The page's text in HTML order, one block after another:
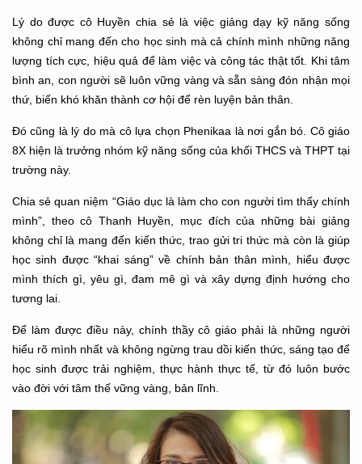
Lý do được cô Huyền chia sẻ là việc giảng dạy kỹ năng sống
không chỉ mang đến cho học sinh mà cả chính mình những năng
lượng tích cực, hiệu quả để làm việc và công tác thật tốt. Khi tâm
bình an, con người sẽ luôn vững vàng và sẵn sàng đón nhận mọi
thứ, biến khó khăn thành cơ hội để rèn luyện bản thân.
Đó cũng là lý do mà cô lựa chọn Phenikaa là nơi gắn bó. Cô giáo
8X hiện là trưởng nhóm kỹ năng sống của khối THCS và THPT tại
trường này.
Chia sẻ quan niệm “Giáo dục là làm cho con người tìm thấy chính
mình”, theo cô Thanh Huyền, mục đích của những bài giảng
không chỉ là mang đến kiến thức, trao gửi tri thức mà còn là giúp
học sinh được “khai sáng” về chính bản thân mình, hiểu được
mình thích gì, yêu gì, đam mê gì và xây dựng định hướng cho
tương lai.
Để làm được điều này, chính thầy cô giáo phải là những người
hiểu rõ mình nhất và không ngừng trau dồi kiến thức, sáng tạo để
học sinh được trải nghiệm, thực hành thực tế, từ đó luôn bước
vào đời với tâm thế vững vàng, bản lĩnh.